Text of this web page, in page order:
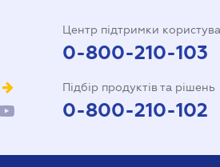
Центр підтримки
0-800-210-103
Підбір продуктів та рішень
0-800-210-102